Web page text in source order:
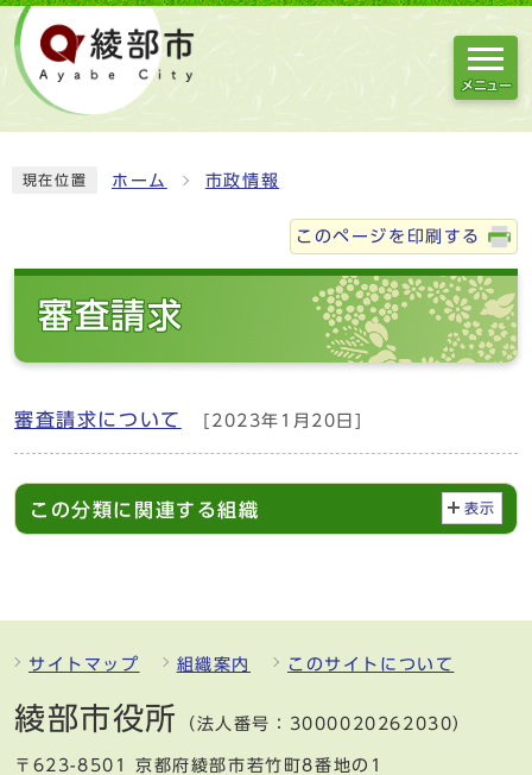
メニュー
現在位置 ホーム 市政情報
このページを印刷する
審査請求
審査請求について [2023年1月20日]
この分類に関連する組織 表示
サイトマップ 組織案内 このサイトについて
綾部市役所 （法人番号：3000020262030）
〒623-8501 京都府綾部市若竹町8番地の1